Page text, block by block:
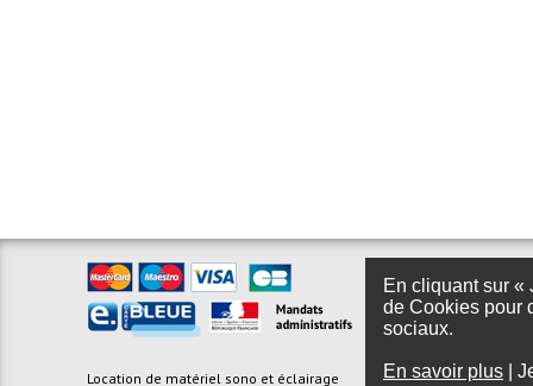
En cliquant sur «
de Cookies pour
sociaux.
En savoir plus
Location de matériel sono et éclairage Foire aux questions